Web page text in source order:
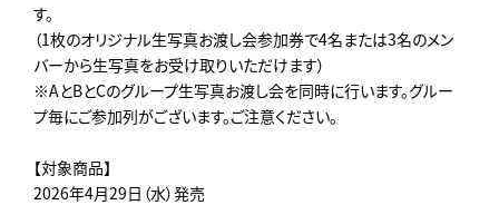
す。
（1枚のオリジナル生写真お渡し会参加券で4名または3名のメン
バーから生写真をお受け取りいただけます）
※AとBとCのグループ生写真お渡し会を同時に行います。グルー
プ毎にご参加列がございます。ご注意ください。
【対象商品】
2026年4月29日（水）発売